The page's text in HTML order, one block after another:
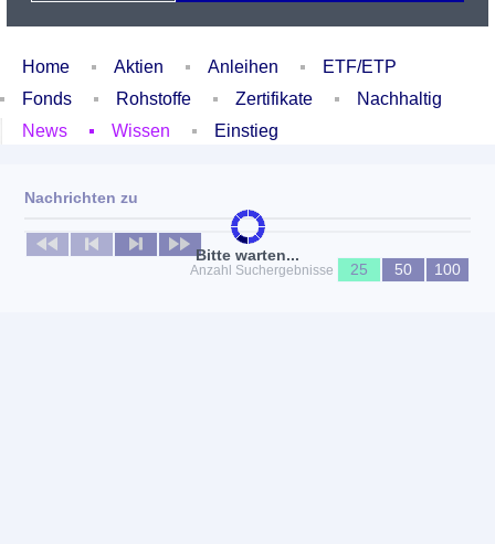
Home Aktien Anleihen
ETF/ETP
Fonds
Rohstoffe Zertifikate
Nachhaltig
News
Wissen Einstieg
Bitte warten...
Nachrichten zu
Keine News verfügbar
Anzahl Suchergebnisse
25 50 100